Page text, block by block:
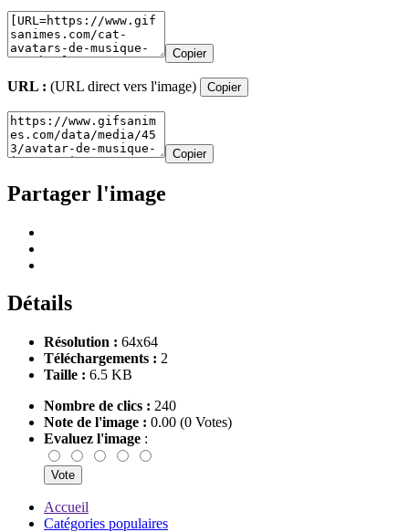
Copier
URL : (URL direct vers l'image) Copier
Copier
Partager l'image
Détails
Résolution : 64x64
Téléchargements : 2
Taille : 6.5 KB
Nombre de clics : 240
Note de l'image : 0.00 (0 Votes)
Evaluez l'image :
Accueil
Catégories populaires